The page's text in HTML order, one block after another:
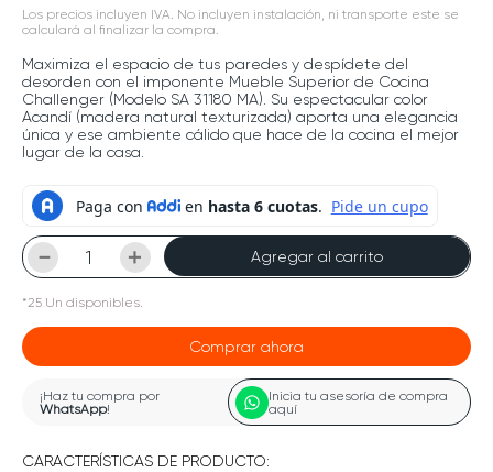
Los precios incluyen IVA. No incluyen instalación, ni transporte este se
calculará al finalizar la compra.
Maximiza el espacio de tus paredes y despídete del
desorden con el imponente Mueble Superior de Cocina
Challenger (Modelo SA 31180 MA). Su espectacular color
Acandí (madera natural texturizada) aporta una elegancia
única y ese ambiente cálido que hace de la cocina el mejor
lugar de la casa.
＋
－ Agregar al carrito
*25 Un disponibles.
Comprar ahora
¡Haz tu compra por
WhatsApp!
Inicia tu asesoría de compra
aquí
CARACTERÍSTICAS DE PRODUCTO: